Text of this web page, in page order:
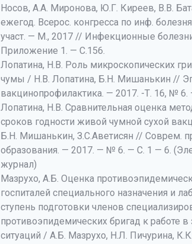
Носов, А.А. Миронова, Ю.Г. Киреев, В.В.
ежегод. Всерос. конгресса по инф.
участ. — М., 2017 // Инфекционные
Приложение 1. — С.156.
Лопатина, Н.В. Роль микроскопических
чумы / Н.В. Лопатина, Б.Н. Мишанькин //
вакцинопрофилактика. — 2017. -Т. 16, № 6.
Лопатина, Н.В. Сравнительная оценка
сроков годности живой чумной сухой
Б.Н. Мишанькин, З.С.Аветисян // Соврем.
образования. — 2017. — № 6. — С. 1 — 6.
журнал)
Мазрухо, А.Б. Оценка
госпиталей специального назначения и
ступень подготовки членов
противоэпидемических бригад к работе
ситуаций / А.Б. Мазрухо, Н.Л. Пичурина,